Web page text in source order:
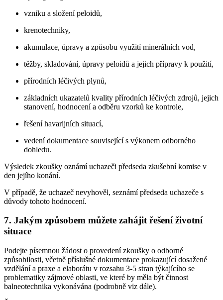
vzniku a složení peloidů,
krenotechniky,
akumulace, úpravy a způsobu využití minerálních vod,
těžby, skladování, úpravy peloidů a jejich přípravy k použití,
přírodních léčivých plynů,
základních ukazatelů kvality přírodních léčivých zdrojů, jejich
stanovení, hodnocení a odběru vzorků ke kontrole,
řešení havarijních situací,
vedení dokumentace související s výkonem odborného
dohledu.
Výsledek zkoušky oznámí uchazeči předseda zkušební komise v
den jejího konání.
V případě, že uchazeč nevyhověl, seznámí předseda uchazeče s
důvody tohoto hodnocení.
7. Jakým způsobem můžete zahájit řešení životní
situace
Podejte písemnou žádost o provedení zkoušky o odborné
způsobilosti, včetně příslušné dokumentace prokazující dosažené
vzdělání a praxe a elaborátu v rozsahu 3-5 stran týkajícího se
problematiky zájmové oblasti, ve které by měla být činnost
balneotechnika vykonávána (podrobně viz dále).